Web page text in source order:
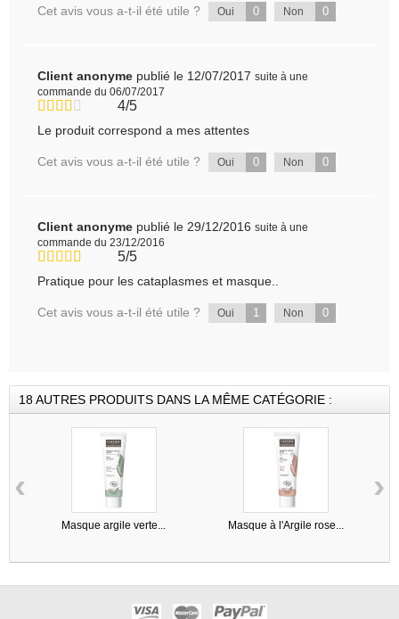
Cet avis vous a-t-il été utile ? Oui 0 Non 0
Client anonyme publié le 12/07/2017 suite à une
commande du 06/07/2017
4/5
Le produit correspond a mes attentes
Cet avis vous a-t-il été utile ? Oui 0 Non 0
Client anonyme publié le 29/12/2016 suite à une
commande du 23/12/2016
5/5
Pratique pour les cataplasmes et masque..
Cet avis vous a-t-il été utile ? Oui 1 Non 0
18 AUTRES PRODUITS DANS LA MÊME CATÉGORIE :
Masque argile verte... Masque à l'Argile rose...
‹ ›